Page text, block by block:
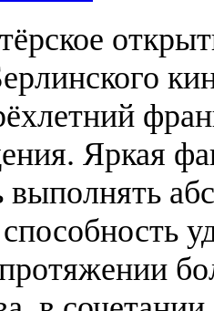
Яркая
выполнять